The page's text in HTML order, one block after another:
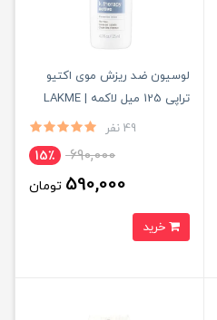
لوسیون ضد ریزش موی اکتیو
تراپی 125 میل لاکمه | LAKME
49 نفر
690,000 15٪
590,000 تومان